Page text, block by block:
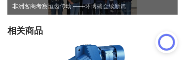
非洲客商考察恒齿传动 ——环博盛会续新篇
相关商品